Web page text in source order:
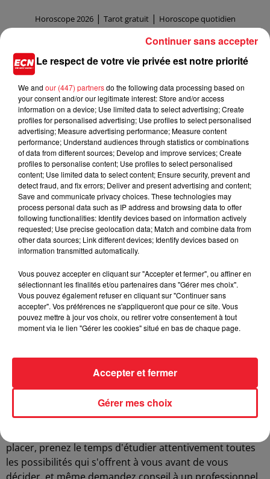
Horoscope 2026| Tarot gratuit| Horoscope quotidien
HOROSCOPE HEBDOMADAIRE CAPRICORNE (LUNDI 3
-- DIMANCHE 9 AOÏ¿½T 2026)
Amour
Couples :Vous retrouverez l'enthousiasme et la passion
des débuts de votre union. Vous aurez l'art de
surprendre à tout moment votre bien-aimé(e). En prime,
vous lui préparerez un petit cocktail de sensualité
brûlante et d'humour ravageur qui l'enivrera.
Célibataires :La planète Vénus vous donnera une grande
envie de sortir, de vous montrer plus ouvert, plus
sociable. Ainsi, vous évoluerez dans un climat favorable
facilement et rapidement sur l'amour.
Argent
Le présent mouvement astral vous incitera à équilibrer
votre budget, voire, pour certains d'entre vous, à
placer, prenez le temps d'étudier attentivement toutes
les possibilités qui s'offrent à vous avant de vous
Le respect de votre vie privée est notre priorité
We and our (447) partnersdo the following data processing based on
your consent and/or our legitimate interest: Store and/or access
information on a device; Use limited data to select advertising; Create
profiles for personalised advertising; Use profiles to select personalised
advertising; Measure advertising performance; Measure content
performance; Understand audiences through statistics or combinations
of data from different sources; Develop and improve services; Create
profiles to personalise content; Use profiles to select personalised
content; Use limited data to select content; Ensure security, prevent and
detect fraud, and fix errors; Deliver and present advertising and content;
Save and communicate privacy choices. These technologies may
process personal data such as IP address and browsing data to offer
following functionalities: Identify devices based on information actively
requested; Use precise geolocation data; Match and combine data from
other data sources; Link different devices; Identify devices based on
information transmitted automatically.
Vous pouvez accepter en cliquant sur "Accepter et fermer", ou affiner en
sélectionnant les finalités et/ou partenaires dans "Gérer mes choix".
Vous pouvez également refuser en cliquant sur "Continuer sans
accepter". Vos préférences ne s'appliqueront que pour ce site. Vous
pouvez mettre à jour vos choix, ou retirer votre consentement à tout
moment via le lien "Gérer les cookies" situé en bas de chaque page.
Gérer mes choix
Accepter et fermer
Continuer sans accepter